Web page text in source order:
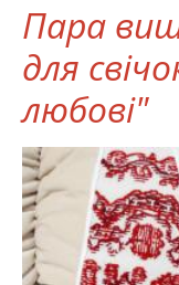
Пара
для
любові"